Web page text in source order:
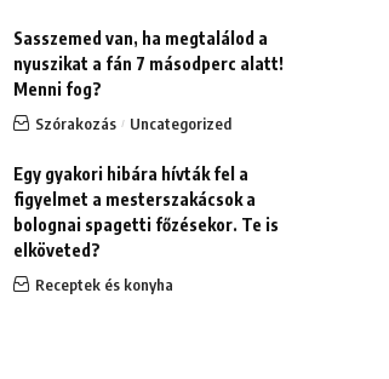
Sasszemed van, ha megtalálod a
nyuszikat a fán 7 másodperc alatt!
Menni fog?
Szórakozás Uncategorized
Egy gyakori hibára hívták fel a
figyelmet a mesterszakácsok a
bolognai spagetti főzésekor. Te is
elköveted?
Receptek és konyha